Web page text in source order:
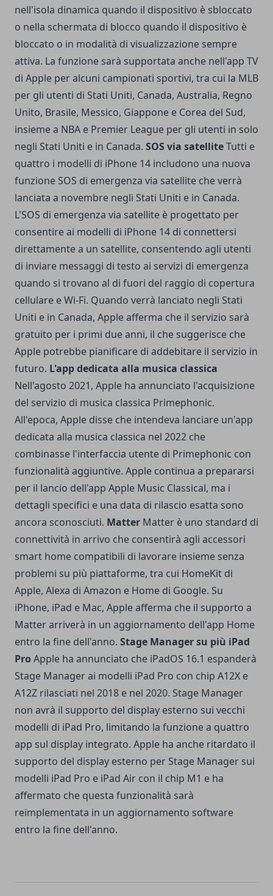
nell'isola dinamica quando il dispositivo è sbloccato
o nella schermata di blocco quando il dispositivo è
bloccato o in modalità di visualizzazione sempre
attiva. La funzione sarà supportata anche nell'app TV
di Apple per alcuni campionati sportivi, tra cui la MLB
per gli utenti di Stati Uniti, Canada, Australia, Regno
Unito, Brasile, Messico, Giappone e Corea del Sud,
insieme a NBA e Premier League per gli utenti in solo
negli Stati Uniti e in Canada. SOS via satelliteTutti e
quattro i modelli di iPhone 14 includono una nuova
funzione SOS di emergenza via satellite che verrà
lanciata a novembre negli Stati Uniti e in Canada.
L'SOS di emergenza via satellite è progettato per
consentire ai modelli di iPhone 14 di connettersi
direttamente a un satellite, consentendo agli utenti
di inviare messaggi di testo ai servizi di emergenza
quando si trovano al di fuori del raggio di copertura
cellulare e Wi-Fi. Quando verrà lanciato negli Stati
Uniti e in Canada, Apple afferma che il servizio sarà
gratuito per i primi due anni, il che suggerisce che
Apple potrebbe pianificare di addebitare il servizio in
futuro. L'app dedicata alla musica classica
Nell'agosto 2021, Apple ha annunciato l'acquisizione
del servizio di musica classica Primephonic.
All'epoca, Apple disse che intendeva lanciare un'app
dedicata alla musica classica nel 2022 che
combinasse l'interfaccia utente di Primephonic con
funzionalità aggiuntive. Apple continua a prepararsi
per il lancio dell'app Apple Music Classical, ma i
dettagli specifici e una data di rilascio esatta sono
ancora sconosciuti. Matter Matter è uno standard di
connettività in arrivo che consentirà agli accessori
smart home compatibili di lavorare insieme senza
problemi su più piattaforme, tra cui HomeKit di
Apple, Alexa di Amazon e Home di Google. Su
iPhone, iPad e Mac, Apple afferma che il supporto a
Matter arriverà in un aggiornamento dell'app Home
entro la fine dell'anno. Stage Manager su più iPad
Pro Apple ha annunciato che iPadOS 16.1 espanderà
Stage Manager ai modelli iPad Pro con chip A12X e
A12Z rilasciati nel 2018 e nel 2020. Stage Manager
non avrà il supporto del display esterno sui vecchi
modelli di iPad Pro, limitando la funzione a quattro
app sul display integrato. Apple ha anche ritardato il
supporto del display esterno per Stage Manager sui
modelli iPad Pro e iPad Air con il chip M1 e ha
affermato che questa funzionalità sarà
reimplementata in un aggiornamento software
entro la fine dell'anno.